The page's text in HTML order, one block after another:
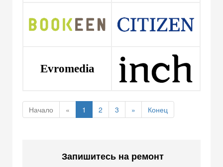
Evromedia
Начало « 1 2 3 » Конец
Запишитесь на ремонт